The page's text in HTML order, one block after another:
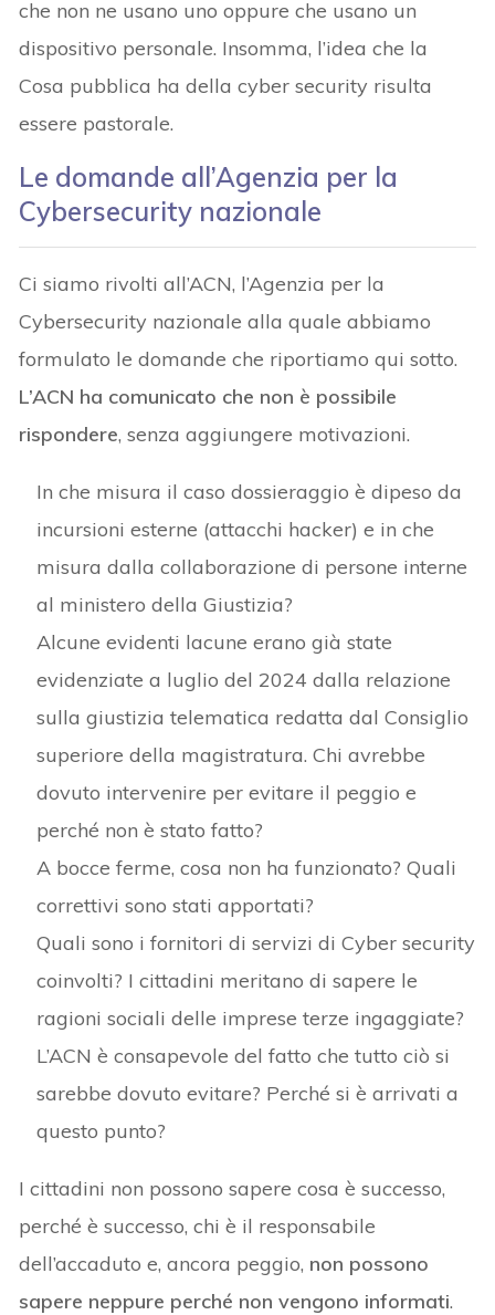
che non ne usano uno oppure che usano un
dispositivo personale. Insomma, l’idea che la
Cosa pubblica ha della cyber security risulta
essere pastorale.
Le domande all’Agenzia per la
Cybersecurity nazionale
Ci siamo rivolti all’ACN, l’Agenzia per la
Cybersecurity nazionale alla quale abbiamo
formulato le domande che riportiamo qui sotto.
L’ACN ha comunicato che non è possibile
rispondere, senza aggiungere motivazioni.
In che misura il caso dossieraggio è dipeso da
incursioni esterne (attacchi hacker) e in che
misura dalla collaborazione di persone interne
al ministero della Giustizia?
Alcune evidenti lacune erano già state
evidenziate a luglio del 2024 dalla relazione
sulla giustizia telematica redatta dal Consiglio
superiore della magistratura. Chi avrebbe
dovuto intervenire per evitare il peggio e
perché non è stato fatto?
A bocce ferme, cosa non ha funzionato? Quali
correttivi sono stati apportati?
Quali sono i fornitori di servizi di Cyber security
coinvolti? I cittadini meritano di sapere le
ragioni sociali delle imprese terze ingaggiate?
L’ACN è consapevole del fatto che tutto ciò si
sarebbe dovuto evitare? Perché si è arrivati a
questo punto?
I cittadini non possono sapere cosa è successo,
perché è successo, chi è il responsabile
dell’accaduto e, ancora peggio, non possono
sapere neppure perché non vengono informati.